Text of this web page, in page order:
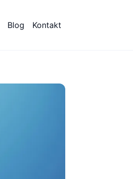
Blog Kontakt